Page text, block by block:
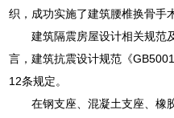
织，成功实施了建筑腰椎换骨手
建筑隔震房屋设计相关规范
言，建筑抗震设计规范《
12条规定。
在钢支座、混凝土支座、橡